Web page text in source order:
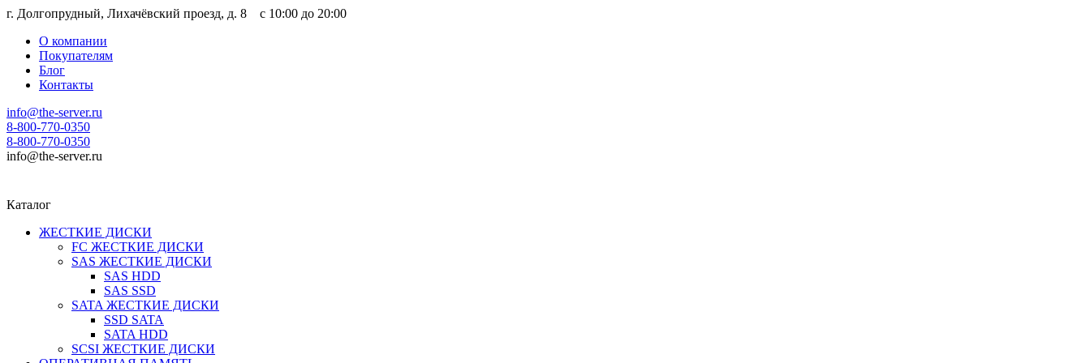
г. Долгопрудный, Лихачёвский проезд, д. 8 c 10:00 до 20:00
О компании
Покупателям
Блог
Контакты
info@the-server.ru
8-800-770-0350
8-800-770-0350
info@the-server.ru
Каталог
ЖЕСТКИЕ ДИСКИ
FC ЖЕСТКИЕ ДИСКИ
SAS ЖЕСТКИЕ ДИСКИ
SAS HDD
SAS SSD
SATA ЖЕСТКИЕ ДИСКИ
SSD SATA
SATA HDD
SCSI ЖЕСТКИЕ ДИСКИ